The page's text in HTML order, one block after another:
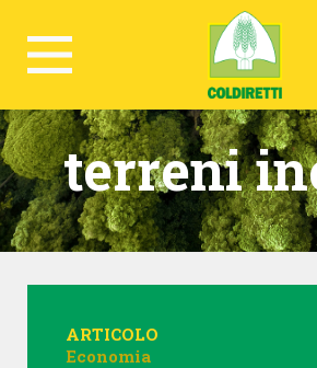
Ricerca avanzata
terreni
ARTICOLO
Economia